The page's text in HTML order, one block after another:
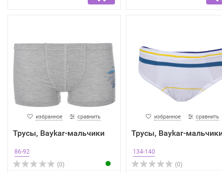
избранное сравнить
Трусы, Baykar-мальчики
86-92
(0)
избранное сравнить
Трусы, Baykar-
134-140
(0)